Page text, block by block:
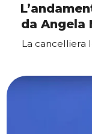
da Angela
La cancelliera